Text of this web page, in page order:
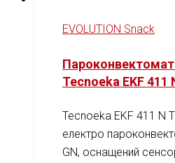
EVOLUTION Snack
Tecnoeka EKF 411
Tecnoeka EKF 411 N
електро
GN, оснащений